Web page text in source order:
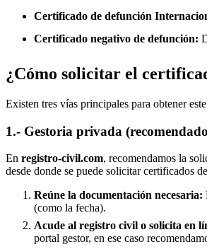
Certificado de defunción
Certificado negativo de defunción:
¿Cómo solicitar el
Existen tres vías principales para obtener
1.- Gestoria privada
En registro-civil.com, recomendamos la
desde donde se puede solicitar certificados
Reúne la documentación necesaria:
(como la fecha).
Acude al registro civil o solicita en
portal gestor, en ese caso